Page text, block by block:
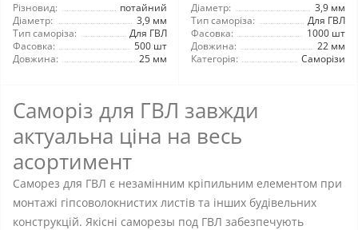
Різновид:
потайний
Діаметр:
3,9 мм
Тип саморіза:
Для ГВЛ
Фасовка:
500 шт
Довжина:
25 мм
Діаметр:
3,9 мм
Тип саморіза:
Для ГВЛ
Фасовка:
1000 шт
Довжина:
22 мм
Категорія:
Саморізи
Саморіз для ГВЛ завжди
актуальна ціна на весь
асортимент
Саморез для ГВЛ є незамінним кріпильним елементом при
монтажі гіпсоволокнистих листів та інших будівельних
конструкцій. Якісні саморезы под ГВЛ забезпечують